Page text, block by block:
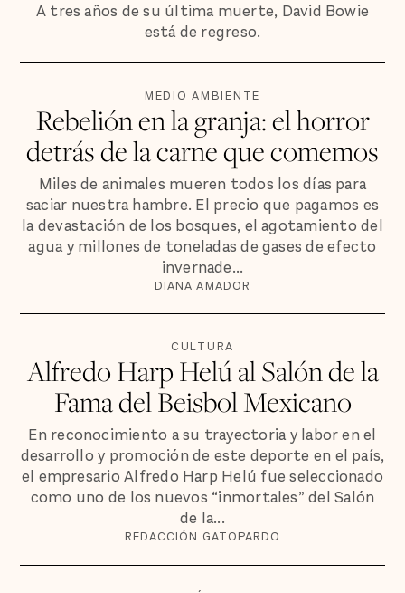
A tres años de su última muerte, David Bowie
está de regreso.
MEDIO AMBIENTE
Rebelión en la granja: el horror
detrás de la carne que comemos
Miles de animales mueren todos los días para
saciar nuestra hambre. El precio que pagamos es
la devastación de los bosques, el agotamiento del
agua y millones de toneladas de gases de efecto
invernade...
DIANA AMADOR
CULTURA
Alfredo Harp Helú al Salón de la
Fama del Beisbol Mexicano
En reconocimiento a su trayectoria y labor en el
desarrollo y promoción de este deporte en el país,
el empresario Alfredo Harp Helú fue seleccionado
como uno de los nuevos “inmortales” del Salón
de la...
REDACCIÓN GATOPARDO